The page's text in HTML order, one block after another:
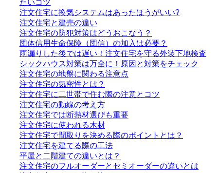
たいコツ
注文住宅に換気システムはあったほうがいい?
注文住宅と建売の違い
注文住宅の防犯対策はどうおこなう？
団体信用生命保険（団信）の加入は必要？
雨漏りした後では遅い！注文住宅を守る外装下地検査
シックハウス対策は万全に！原因と対策をチェック
注文住宅の地盤に関わる注意点
注文住宅の気密性とは？
注文住宅に二世帯で住む際の注意とコツ
注文住宅の動線の考え方
注文住宅では断熱材選びも重要
注文住宅に使われる木材
注文住宅で間取りを決める際のポイントとは？
注文住宅を建てる際の工法
平屋と二階建ての違いとは？
注文住宅のフルオーダーとセミオーダーの違いとは